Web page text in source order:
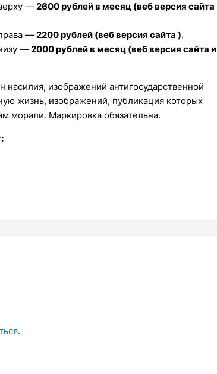
— 2600 рублей в месяц (веб версия сайта
— 2200 рублей (веб версия сайта ).
— 2000 рублей в месяц (веб версия сайта и
изображений антигосударственной
жизнь, изображений, публикация которых
морали. Маркировка обязательна.
.